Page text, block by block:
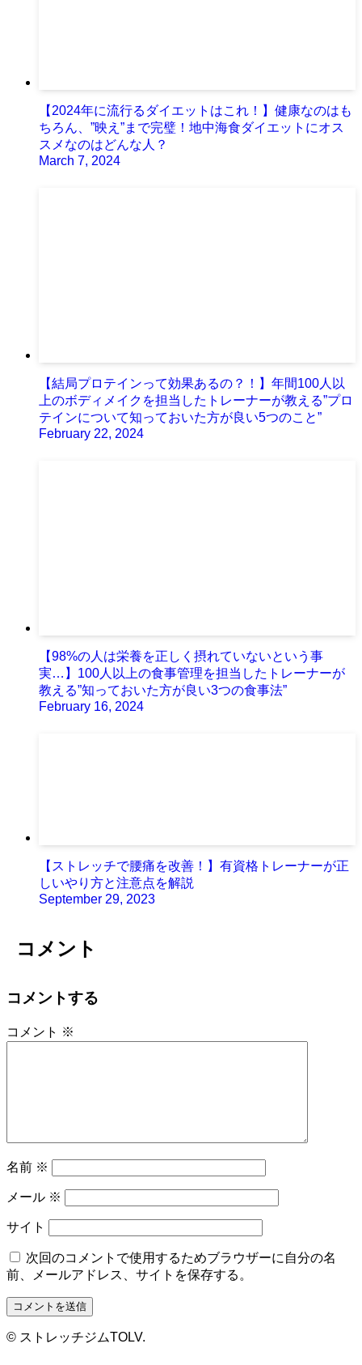
【2024年に流行るダイエットはこれ！】健康なのはも
ちろん、”映え”まで完璧！地中海食ダイエットにオス
スメなのはどんな人？
March 7, 2024
【結局プロテインって効果あるの？！】年間100人以
上のボディメイクを担当したトレーナーが教える”プロ
テインについて知っておいた方が良い5つのこと”
February 22, 2024
【98%の人は栄養を正しく摂れていないという事
実…】100人以上の食事管理を担当したトレーナーが
教える”知っておいた方が良い3つの食事法”
February 16, 2024
【ストレッチで腰痛を改善！】有資格トレーナーが正
しいやり方と注意点を解説
September 29, 2023
コメント
コメントする
コメント ※
名前 ※
メール ※
サイト
次回のコメントで使用するためブラウザーに自分の名
前、メールアドレス、サイトを保存する。
© ストレッチジムTOLV.